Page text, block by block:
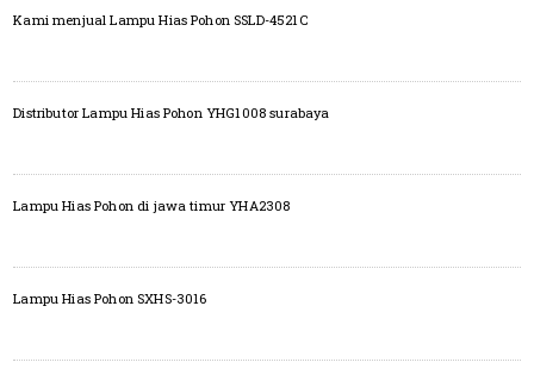
Kami menjual Lampu Hias Pohon SSLD-4521C
Distributor Lampu Hias Pohon YHG1008 surabaya
Lampu Hias Pohon di jawa timur YHA2308
Lampu Hias Pohon SXHS-3016